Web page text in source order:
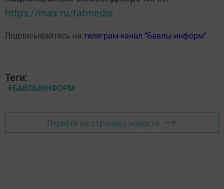
https://max.ru/tatmedia
Подписывайтесь на телеграм-канал "Бавлы-информ"
Теги:
#БАВЛЫИНФОРМ
Перейти на страницу новости